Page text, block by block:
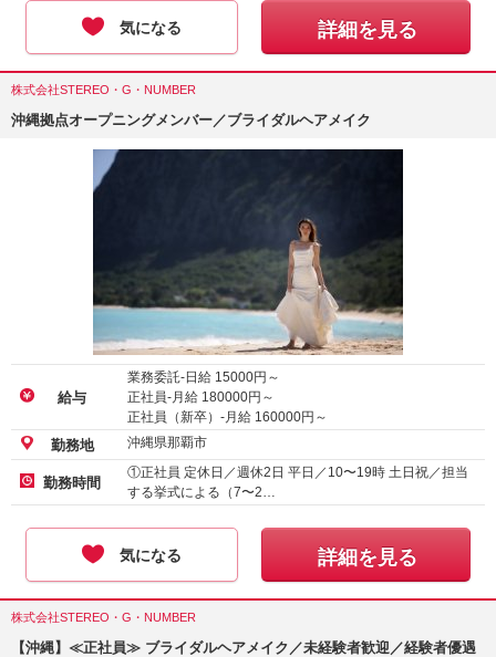
気になる 詳細を見る
株式会社STEREO・G・NUMBER
沖縄拠点オープニングメンバー／ブライダルヘアメイク
給与
業務委託-日給 15000円～
正社員-月給 180000円～
正社員（新卒）-月給 160000円～
勤務地 沖縄県那覇市
勤務時間
①正社員 定休日／週休2日 平日／10〜19時 土日祝／担当
する挙式による（7〜2…
気になる 詳細を見る
株式会社STEREO・G・NUMBER
【沖縄】≪正社員≫ ブライダルヘアメイク／未経験者歓迎／経験者優遇